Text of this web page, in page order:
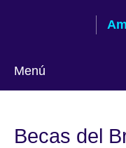
Menú
Becas del